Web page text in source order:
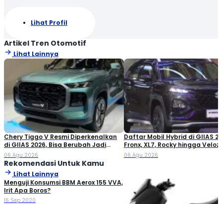
Lihat Profil
Artikel Tren Otomotif
Lihat Lainnya
Chery Tiggo V Resmi Diperkenalkan
di GIIAS 2026, Bisa Berubah Jadi
Double Cabin
06 Agu 2026
Daftar Mobil Hybrid di GIIAS
Fronx, XL7, Rocky hingga Veloz!
06 Agu 2026
Rekomendasi Untuk Kamu
Lihat Lainnya
Menguji Konsumsi BBM Aerox 155 VVA,
Irit Apa Boros?
16 Sep 2020